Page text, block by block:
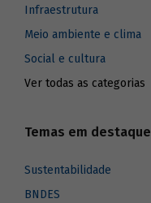
Infraestrutura
Meio ambiente e clima
Social e cultura
Ver todas as categorias
Temas em destaque
Sustentabilidade
BNDES